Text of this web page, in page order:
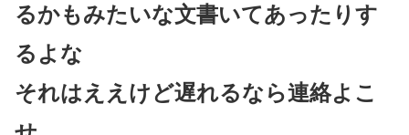
るかもみたいな文書いてあったりす
るよな
それはええけど遅れるなら連絡よこ